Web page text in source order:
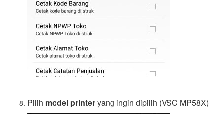
Pilih model printeryang ingin dipilih (VSC MP58X)